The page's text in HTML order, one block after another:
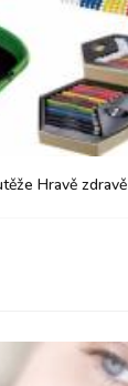
Hravě zdravě